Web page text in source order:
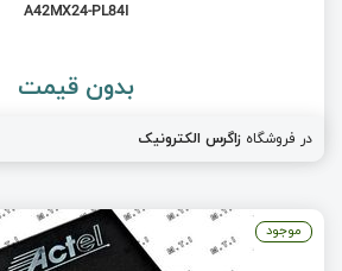
A42MX24-PL84I
بدون قیمت
در فروشگاه زاگرس الکترونیک
موجود